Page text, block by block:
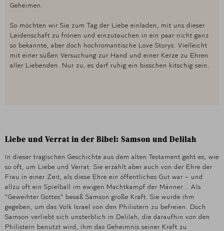
Geheimen.
So möchten wir Sie zum Tag der Liebe einladen, mit uns dieser
Leidenschaft zu frönen und einzutauchen in ein paar nicht ganz
so bekannte, aber doch hochromantische Love Storys. Vielleicht
mit einer süßen Versuchung zur Hand und einer Kerze zu Ehren
aller Liebenden. Nur zu, es darf ruhig ein bisschen kitschig sein.
Liebe und Verrat in der Bibel: Samson und Delilah
In dieser tragischen Geschichte aus dem alten Testament geht es, wie
so oft, um Liebe und Verrat. Sie erzählt aber auch von der Ehre der
Frau in einer Zeit, als diese Ehre ein öffentliches Gut war – und
allzu oft ein Spielball im ewigen Machtkampf der Männer… Als
"Geweihter Gottes" besaß Samson große Kraft. Sie wurde ihm
gegeben, um das Volk Israel von den Philistern zu befreien. Doch
Samson verliebt sich unsterblich in Delilah, die daraufhin von den
Philistern benutzt wird, ihm das Geheimnis seiner Kraft zu